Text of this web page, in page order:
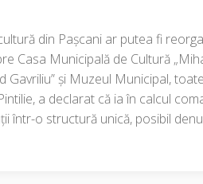
din Pașcani ar putea fi
Casa Municipală de Cultură
Gavriliu” și Muzeul Municipal,
a declarat că ia în calcul
într-o structură unică, posibil